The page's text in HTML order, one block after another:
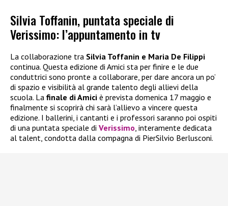
Silvia Toffanin, puntata speciale di
Verissimo: l’appuntamento in tv
La collaborazione tra Silvia Toffanin e Maria De Filippi
continua. Questa edizione di Amici sta per finire e le due
conduttrici sono pronte a collaborare, per dare ancora un po’
di spazio e visibilità al grande talento degli allievi della
scuola. La finale di Amici è prevista domenica 17 maggio e
finalmente si scoprirà chi sarà l’allievo a vincere questa
edizione. I ballerini, i cantanti e i professori saranno poi ospiti
di una puntata speciale di Verissimo, interamente dedicata
al talent, condotta dalla compagna di PierSilvio Berlusconi.